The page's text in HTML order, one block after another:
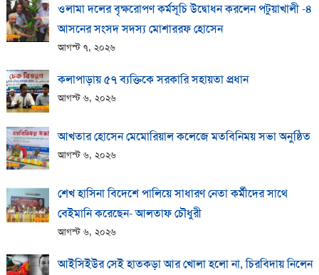
ওলামা দলের বৃক্ষরোপণ কর্মসূচি উদ্বোধন করলেন পটুয়াখালী -৪
আসনের সংসদ সদস্য মোশাররফ হোসেন
আগস্ট ৭, ২০২৬
কলাপাড়ায় ​৫৭ ব্যক্তিকে সরকারি সহায়তা প্রধান
আগস্ট ৬, ২০২৬
আখতার হোসেন মেমোরিয়াল কলেজে মতবিনিময় সভা অনুষ্ঠিত
আগস্ট ৬, ২০২৬
শেখ হাসিনা বিদেশে পালিয়ে সাধারণ নেতা কর্মীদের সাথে
বেইমানি করেছেন- আলতাফ চৌধুরী
আগস্ট ৬, ২০২৬
আইসিইউর সেই হাতকড়া আর খোলা হলো না, চিরবিদায় নিলেন